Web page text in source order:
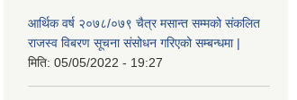
आर्थिक वर्ष २०७८/०७९ चैत्र मसान्त सम्मको संकलित
राजस्व विबरण सूचना संसोधन गरिएको सम्बन्धमा |
मिति: 05/05/2022 - 19:27